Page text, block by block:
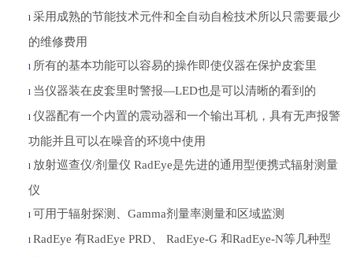
l采用成熟的节能技术元件和全自动自检技术所以只需要最少
的维修费用
l 所有的基本功能可以容易的操作即使仪器在保护皮套里
l 当仪器装在皮套里时警报—LED也是可以清晰的看到的
l仪器配有一个内置的震动器和一个输出耳机，具有无声报警
功能并且可以在噪音的环境中使用
l 放射巡查仪/剂量仪 RadEye是先进的通用型便携式辐射测量
仪
l 可用于辐射探测、Gamma剂量率测量和区域监测
l RadEye 有RadEye PRD、 RadEye-G 和RadEye-N等几种型